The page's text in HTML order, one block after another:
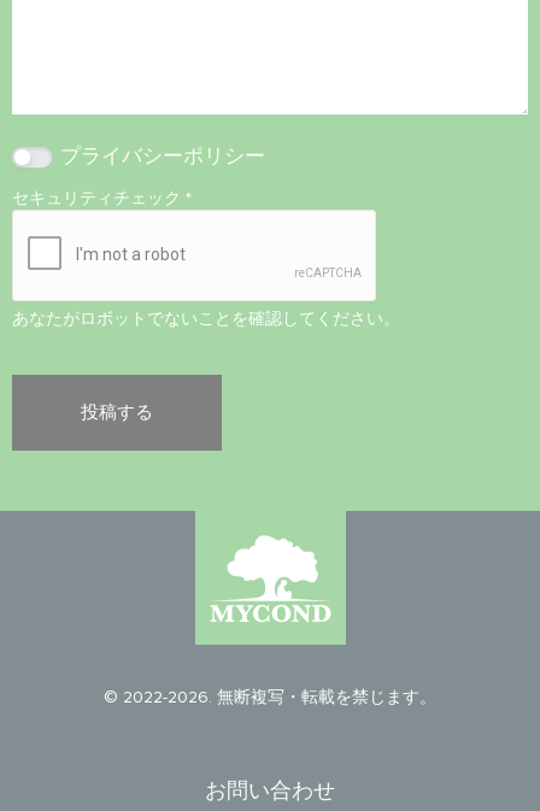
プライバシーポリシー
セキュリティチェック *
あなたがロボットでないことを確認してください。
© 2022-2026. 無断複写・転載を禁じます。
お問い合わせ